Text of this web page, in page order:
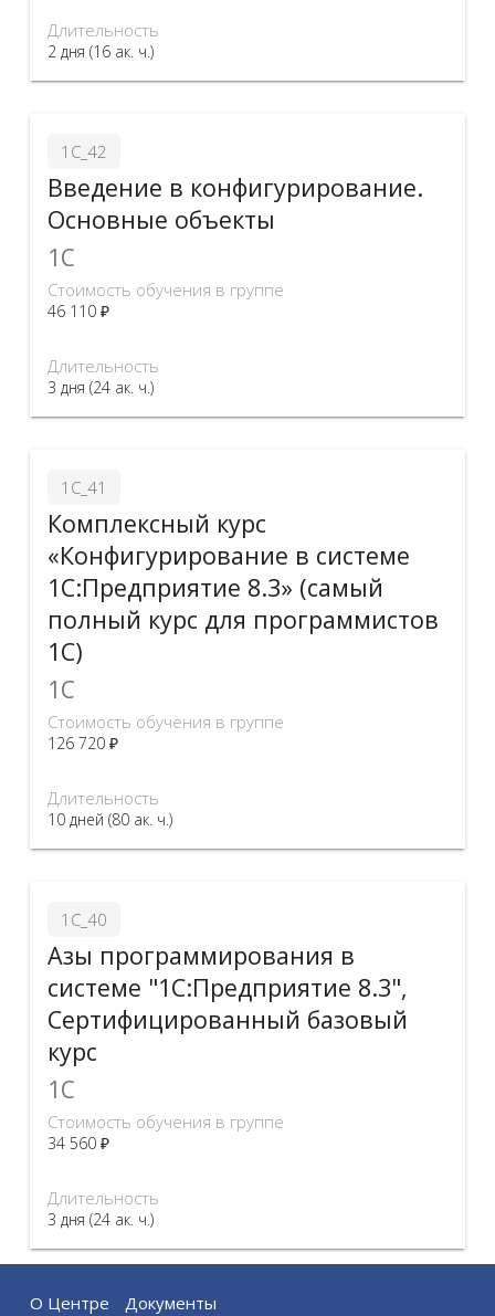
Длительность
2 дня (16 ак. ч.)
1С_42
Введение в конфигурирование.
Основные объекты
1C
Стоимость обучения в группе
46 110 ₽
Длительность
3 дня (24 ак. ч.)
1С_41
Комплексный курс
«Конфигурирование в системе
1С:Предприятие 8.3» (самый
полный курс для программистов
1С)
1C
Стоимость обучения в группе
126 720 ₽
Длительность
10 дней (80 ак. ч.)
1С_40
Азы программирования в
системе "1С:Предприятие 8.3",
Сертифицированный базовый
курс
1C
Стоимость обучения в группе
34 560 ₽
Длительность
3 дня (24 ак. ч.)
О Центре Документы